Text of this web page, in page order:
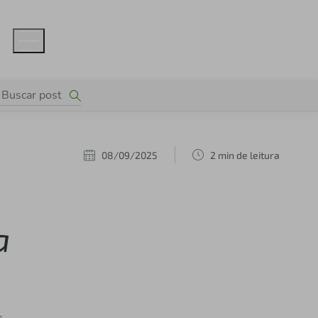
08/09/2025 2 min de leitura